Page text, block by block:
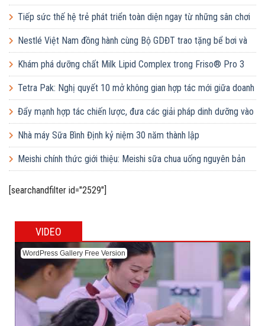
cao Việt Nam
Tiếp sức thế hệ trẻ phát triển toàn diện ngay từ những sân chơi
học đường
Nestlé Việt Nam đồng hành cùng Bộ GDĐT trao tặng bể bơi và
lớp dạy bơi mô hình điểm cho học sinh tại tỉnh Bắc Ninh
Khám phá dưỡng chất Milk Lipid Complex trong Friso® Pro 3
Tetra Pak: Nghị quyết 10 mở không gian hợp tác mới giữa doanh
nghiệp FDI và doanh nghiệp Việt
Đẩy mạnh hợp tác chiến lược, đưa các giải pháp dinh dưỡng vào
trường học
Nhà máy Sữa Bình Định kỷ niệm 30 năm thành lập
Meishi chính thức giới thiệu: Meishi sữa chua uống nguyên bản
[searchandfilter id="2529"]
VIDEO
WordPress Gallery Free Version